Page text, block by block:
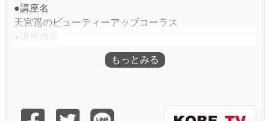
●講座名
天宮遥のビューティーアップコーラス
●講座内容
ストレッチ、顔ヨガ、発声・滑舌練習を取り入れたレッ
スンで綺麗な声を身につけましょう。歌謡曲、フォーク